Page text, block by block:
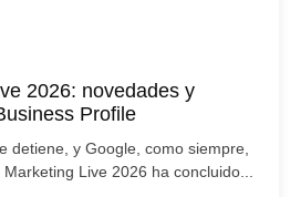
2026: novedades y
Profile
detiene, y Google, como siempre,
Live 2026 ha concluido...